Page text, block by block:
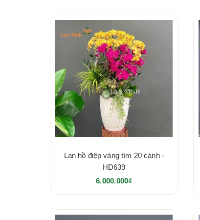
Lan hồ điệp vàng tím 20 cành -
HD639
6.000.000₫